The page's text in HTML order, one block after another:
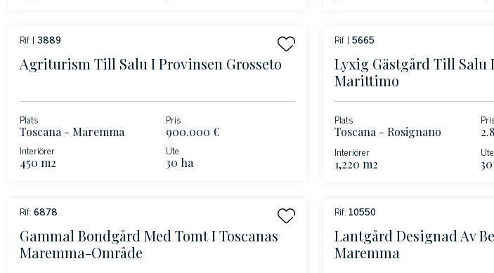
Rif | 3889
Agriturism Till Salu I Provinsen Grosseto
Plats
Toscana - Maremma
Pris
900.000 €
Interiörer
450 m2
Ute
30 ha
Rif | 5665
Lyxig Gästgård Till Salu
Marittimo
Plats
Toscana - Rosignano
Interiörer
1,220 m2
Ute
Rif:6878
Gammal Bondgård Med Tomt I Toscanas
Maremma-Område
Rif: 10550
Lantgård Designad Av
Maremma